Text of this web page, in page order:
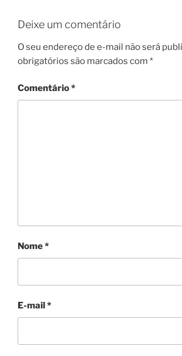
Deixe um comentário
O seu endereço de e-mail não será
obrigatórios são marcados com *
Comentário*
Nome*
E-mail*